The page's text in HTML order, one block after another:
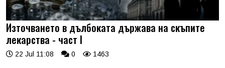
Източването в дълбоката държава на скъпите
лекарства - част I
22 Jul 11:08 0 1463